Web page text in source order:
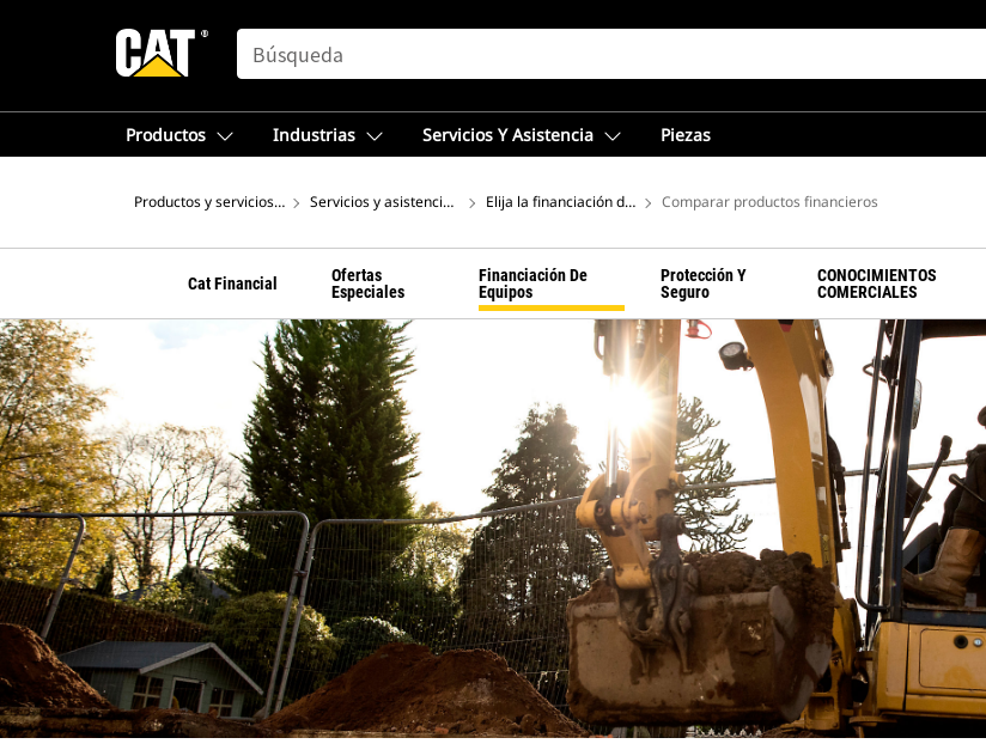
SEARCH
Productos Industrias Servicios Y Asistencia Piezas
Productos y servicios – EuropaServicios y asistencia técnica Cat®Elija la financiación de equipos Cat de Cat Financial
Comparar productos financieros
Cat Financial
Ofertas
Especiales
Financiación De
Equipos
Protección Y
Seguro
CONOCIMIENTOS
COMERCIALES